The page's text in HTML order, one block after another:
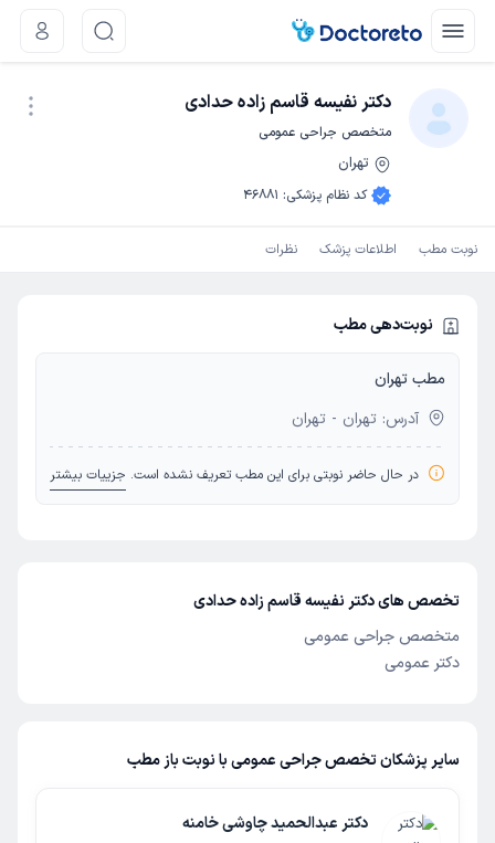
دکتر نفیسه قاسم زاده حدادی
متخصص جراحی عمومی
تهران
کد نظام پزشکی:
46881
نوبت مطب اطلاعات پزشک نظرات
نوبت‌دهی مطب
مطب تهران
آدرس: تهران - تهران
در حال حاضر نوبتی برای این مطب تعریف نشده است. جزییات بیشتر
تخصص های دکتر نفیسه قاسم زاده حدادی
متخصص جراحی عمومی
دکتر عمومی
سایر پزشکان تخصص جراحی عمومی با نوبت باز مطب
دکتر عبدالحمید چاوشی خامنه